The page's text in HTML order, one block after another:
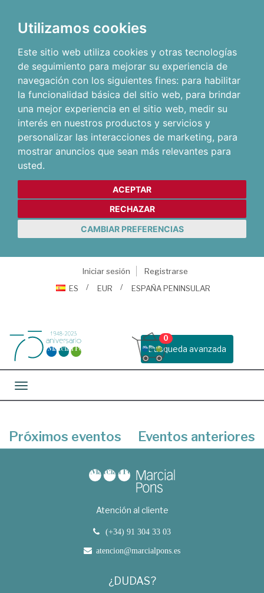
Utilizamos cookies
Este sitio web utiliza cookies y otras tecnologías
de seguimiento para mejorar su experiencia de
navegación con los siguientes fines: para habilitar
la funcionalidad básica del sitio web, para brindar
una mejor experiencia en el sitio web, medir su
interés en nuestros productos y servicios y
personalizar las interacciones de marketing, para
mostrar anuncios que sean más relevantes para
usted.
ACEPTAR
RECHAZAR
CAMBIAR PREFERENCIAS
Iniciar sesión
Registrarse
ES
EUR ESPAÑA PENINSULAR
Busqueda avanzada
0
Toggle navigation
Eventos anteriores
Próximos eventos
Atención al cliente
(+34) 91 304 33 03
atencion@marcialpons.es
¿DUDAS?